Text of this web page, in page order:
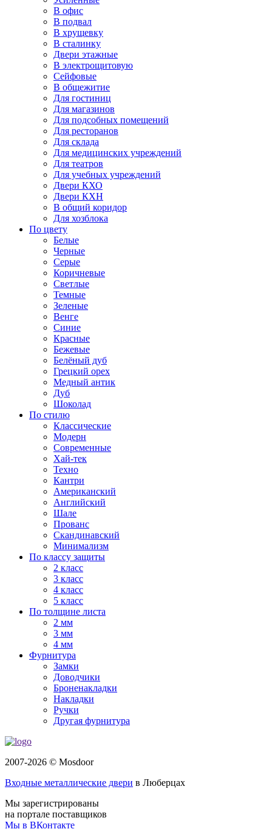
В офис
В подвал
В хрущевку
В сталинку
Двери этажные
В электрощитовую
Сейфовые
В общежитие
Для гостиниц
Для магазинов
Для подсобных помещений
Для ресторанов
Для склада
Для медицинских учреждений
Для театров
Для учебных учреждений
Двери КХО
Двери КХН
В общий коридор
Для хозблока
По цвету
Белые
Черные
Серые
Коричневые
Светлые
Темные
Зеленые
Венге
Синие
Красные
Бежевые
Белёный дуб
Грецкий орех
Медный антик
Дуб
Шоколад
По стилю
Классические
Модерн
Современные
Хай-тек
Техно
Кантри
Американский
Английский
Шале
Прованс
Скандинавский
Минимализм
По классу защиты
2 класс
3 класс
4 класс
5 класс
По толщине листа
2 мм
3 мм
4 мм
Фурнитура
Замки
Доводчики
Броненакладки
Накладки
Ручки
Другая фурнитура
2007-2026 © Mosdoor
Входные металлические двери в Люберцах
Мы зарегистрированы
на портале поставщиков
Мы в ВКонтакте